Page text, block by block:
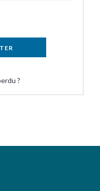
?